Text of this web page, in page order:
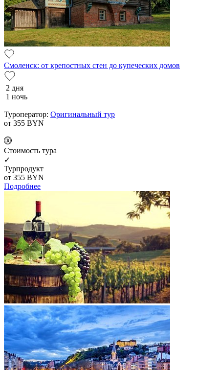
Смоленск: от крепостных стен до купеческих домов
2 дня
1 ночь
Туроператор: Оригинальный тур
от 355 BYN
Cтоимость тура
✓
Турпродукт
от 355 BYN
Подробнее